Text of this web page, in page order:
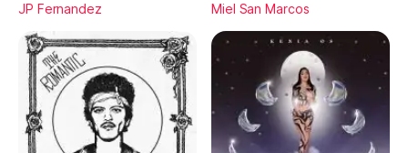
JP Fernandez Miel San Marcos